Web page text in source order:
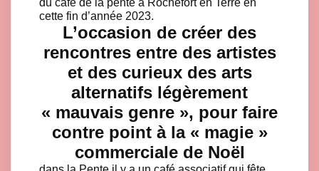
du café de la pente à Rochefort en Terre en
cette fin d’année 2023.
L’occasion de créer des
rencontres entre des artistes
et des curieux des arts
alternatifs légèrement
« mauvais genre », pour faire
contre point à la « magie »
commerciale de Noël